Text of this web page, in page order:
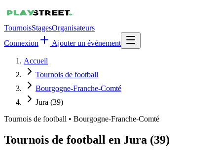
TournoisStagesOrganisateurs
Connexion
Ajouter un événement
Accueil
Tournois de football
Bourgogne-Franche-Comté
Jura (39)
Tournois de football • Bourgogne-Franche-Comté
Tournois de football en Jura (39)